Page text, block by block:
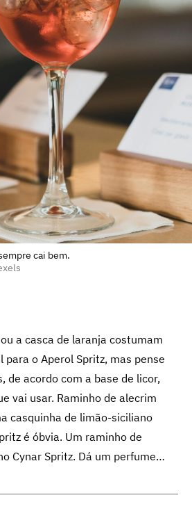
cai bem.
a casca de laranja costumam
para o Aperol Spritz, mas pense
de acordo com a base de licor,
vai usar. Raminho de alecrim
casquinha de limão-siciliano
é óbvia. Um raminho de
Cynar Spritz. Dá um perfume…